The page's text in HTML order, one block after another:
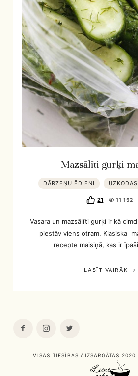
Mazsālīti gurķi
DĀRZEŅU ĒDIENI UZKODAS
21 11 152
Vasara un mazsālīti gurķi ir kā
piestāv viens otram. Klasiska
recepte maisiņā, kas ir
LASĪT VAIRĀK
VISAS TIESĪBAS AIZSARGĀTAS 2020